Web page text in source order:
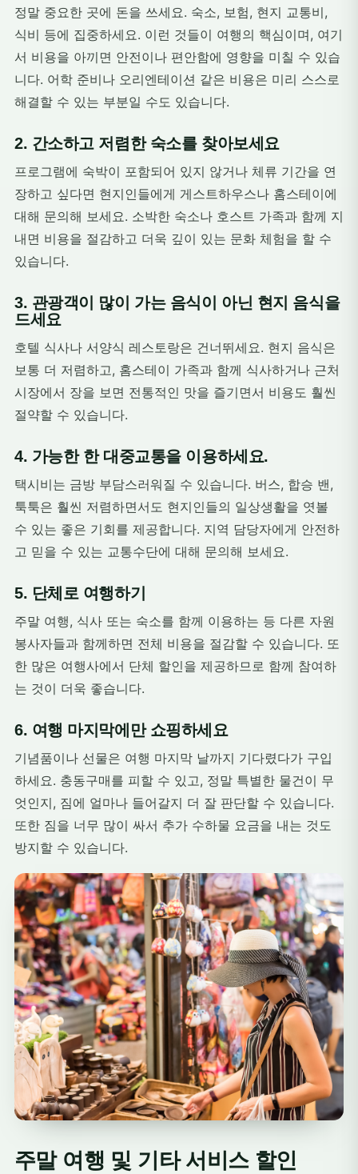
정말 중요한 곳에 돈을 쓰세요. 숙소, 보험, 현지 교통비,
식비 등에 집중하세요. 이런 것들이 여행의 핵심이며, 여기
서 비용을 아끼면 안전이나 편안함에 영향을 미칠 수 있습
니다. 어학 준비나 오리엔테이션 같은 비용은 미리 스스로
해결할 수 있는 부분일 수도 있습니다.
2. 간소하고 저렴한 숙소를 찾아보세요
프로그램에 숙박이 포함되어 있지 않거나 체류 기간을 연
장하고 싶다면 현지인들에게 게스트하우스나 홈스테이에
대해 문의해 보세요. 소박한 숙소나 호스트 가족과 함께 지
내면 비용을 절감하고 더욱 깊이 있는 문화 체험을 할 수
있습니다.
3. 관광객이 많이 가는 음식이 아닌 현지 음식을
드세요
호텔 식사나 서양식 레스토랑은 건너뛰세요. 현지 음식은
보통 더 저렴하고, 홈스테이 가족과 함께 식사하거나 근처
시장에서 장을 보면 전통적인 맛을 즐기면서 비용도 훨씬
절약할 수 있습니다.
4. 가능한 한 대중교통을 이용하세요.
택시비는 금방 부담스러워질 수 있습니다. 버스, 합승 밴,
툭툭은 훨씬 저렴하면서도 현지인들의 일상생활을 엿볼
수 있는 좋은 기회를 제공합니다. 지역 담당자에게 안전하
고 믿을 수 있는 교통수단에 대해 문의해 보세요.
5. 단체로 여행하기
주말 여행, 식사 또는 숙소를 함께 이용하는 등 다른 자원
봉사자들과 함께하면 전체 비용을 절감할 수 있습니다. 또
한 많은 여행사에서 단체 할인을 제공하므로 함께 참여하
는 것이 더욱 좋습니다.
6. 여행 마지막에만 쇼핑하세요
기념품이나 선물은 여행 마지막 날까지 기다렸다가 구입
하세요. 충동구매를 피할 수 있고, 정말 특별한 물건이 무
엇인지, 짐에 얼마나 들어갈지 더 잘 판단할 수 있습니다.
또한 짐을 너무 많이 싸서 추가 수하물 요금을 내는 것도
방지할 수 있습니다.
주말 여행 및 기타 서비스 할인